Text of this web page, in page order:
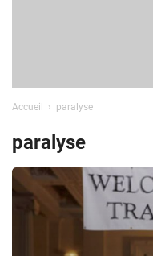
Accueil paralyse
paralyse